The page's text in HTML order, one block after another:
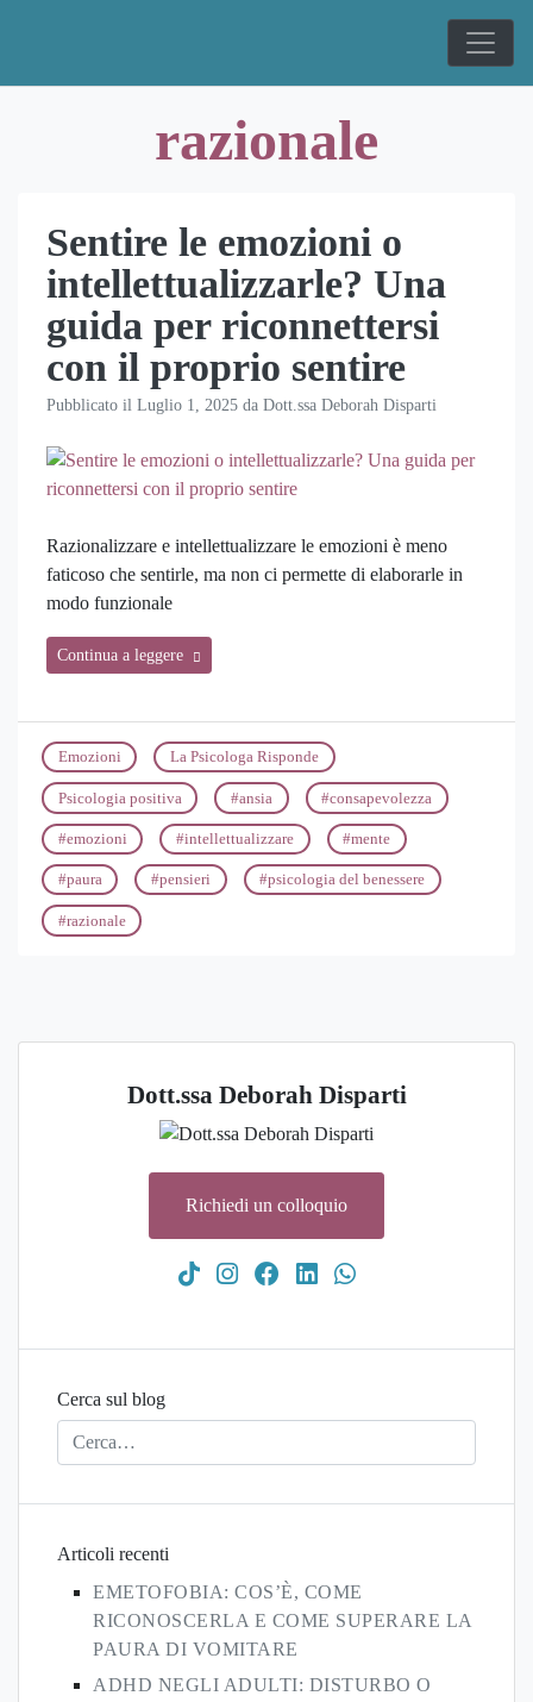
razionale
Sentire le emozioni o
intellettualizzarle? Una
guida per riconnettersi
con il proprio sentire
Pubblicato il Luglio 1, 2025 da Dott.ssa Deborah Disparti
Razionalizzare e intellettualizzare le emozioni è meno
faticoso che sentirle, ma non ci permette di elaborarle in
modo funzionale
Continua a leggere
Emozioni La Psicologa Risponde
Psicologia positiva #ansia #consapevolezza
#emozioni #intellettualizzare #mente
#paura #pensieri #psicologia del benessere
#razionale
Dott.ssa Deborah Disparti
Richiedi un colloquio
Cerca sul blog
Articoli recenti
EMETOFOBIA: COS’È, COME
RICONOSCERLA E COME SUPERARE LA
PAURA DI VOMITARE
ADHD NEGLI ADULTI: DISTURBO O